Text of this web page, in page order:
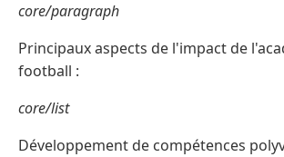
core/paragraph
Principaux aspects de l'impact de
football :
core/list
Développement de compétences